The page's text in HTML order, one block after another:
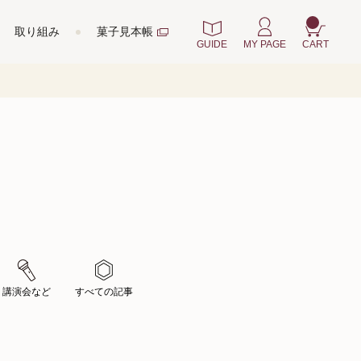
取り組み 菓子見本帳
GUIDE MY PAGE CART
講演会など すべての記事